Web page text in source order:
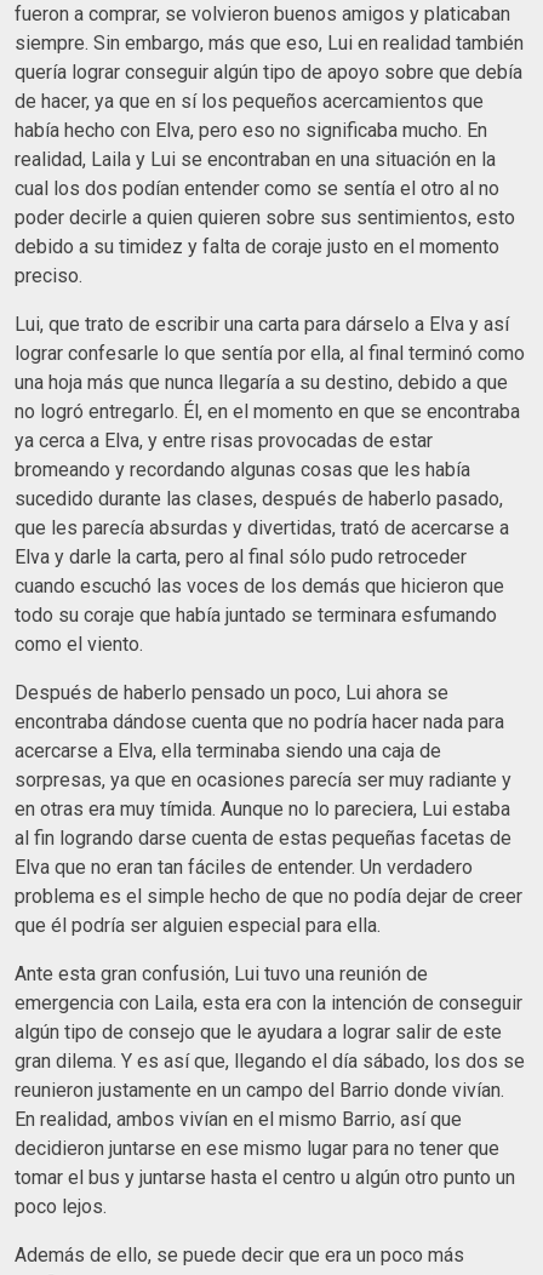
fueron a comprar, se volvieron buenos amigos y platicaban
siempre. Sin embargo, más que eso, Lui en realidad también
quería lograr conseguir algún tipo de apoyo sobre que debía
de hacer, ya que en sí los pequeños acercamientos que
había hecho con Elva, pero eso no significaba mucho. En
realidad, Laila y Lui se encontraban en una situación en la
cual los dos podían entender como se sentía el otro al no
poder decirle a quien quieren sobre sus sentimientos, esto
debido a su timidez y falta de coraje justo en el momento
preciso.
Lui, que trato de escribir una carta para dárselo a Elva y así
lograr confesarle lo que sentía por ella, al final terminó como
una hoja más que nunca llegaría a su destino, debido a que
no logró entregarlo. Él, en el momento en que se encontraba
ya cerca a Elva, y entre risas provocadas de estar
bromeando y recordando algunas cosas que les había
sucedido durante las clases, después de haberlo pasado,
que les parecía absurdas y divertidas, trató de acercarse a
Elva y darle la carta, pero al final sólo pudo retroceder
cuando escuchó las voces de los demás que hicieron que
todo su coraje que había juntado se terminara esfumando
como el viento.
Después de haberlo pensado un poco, Lui ahora se
encontraba dándose cuenta que no podría hacer nada para
acercarse a Elva, ella terminaba siendo una caja de
sorpresas, ya que en ocasiones parecía ser muy radiante y
en otras era muy tímida. Aunque no lo pareciera, Lui estaba
al fin logrando darse cuenta de estas pequeñas facetas de
Elva que no eran tan fáciles de entender. Un verdadero
problema es el simple hecho de que no podía dejar de creer
que él podría ser alguien especial para ella.
Ante esta gran confusión, Lui tuvo una reunión de
emergencia con Laila, esta era con la intención de conseguir
algún tipo de consejo que le ayudara a lograr salir de este
gran dilema. Y es así que, llegando el día sábado, los dos se
reunieron justamente en un campo del Barrio donde vivían.
En realidad, ambos vivían en el mismo Barrio, así que
decidieron juntarse en ese mismo lugar para no tener que
tomar el bus y juntarse hasta el centro u algún otro punto un
poco lejos.
Además de ello, se puede decir que era un poco más